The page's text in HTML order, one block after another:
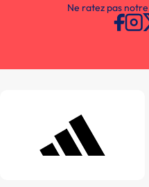
Ne ratez pas